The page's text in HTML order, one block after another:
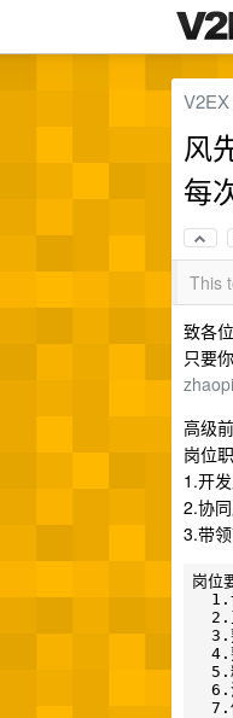
V2EX
风
每
This
致各
只要
高级
岗位
1.开
2.协
3.带
岗位
1.
2.
3.
4.
5.
6.
7.